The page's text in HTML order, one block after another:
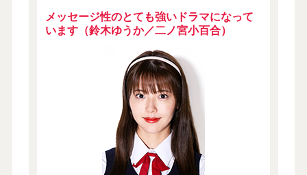
メッセージ性のとても強いドラマになって
います（鈴木ゆうか／二ノ宮小百合）